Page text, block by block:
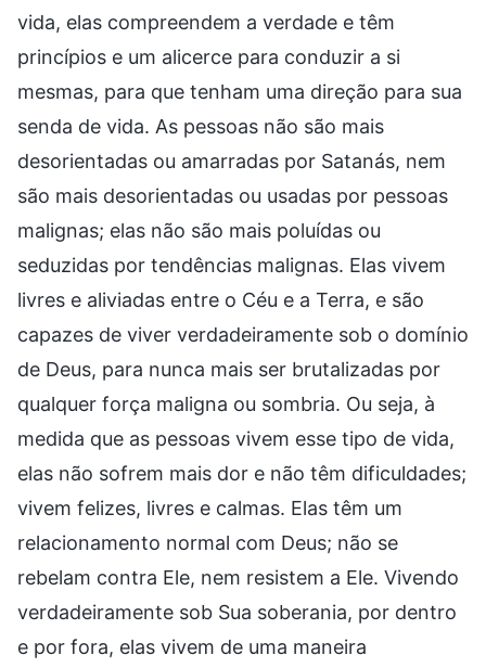
vida, elas compreendem a verdade e têm
princípios e um alicerce para conduzir a si
mesmas, para que tenham uma direção para sua
senda de vida. As pessoas não são mais
desorientadas ou amarradas por Satanás, nem
são mais desorientadas ou usadas por pessoas
malignas; elas não são mais poluídas ou
seduzidas por tendências malignas. Elas vivem
livres e aliviadas entre o Céu e a Terra, e são
capazes de viver verdadeiramente sob o domínio
de Deus, para nunca mais ser brutalizadas por
qualquer força maligna ou sombria. Ou seja, à
medida que as pessoas vivem esse tipo de vida,
elas não sofrem mais dor e não têm dificuldades;
vivem felizes, livres e calmas. Elas têm um
relacionamento normal com Deus; não se
rebelam contra Ele, nem resistem a Ele. Vivendo
verdadeiramente sob Sua soberania, por dentro
e por fora, elas vivem de uma maneira